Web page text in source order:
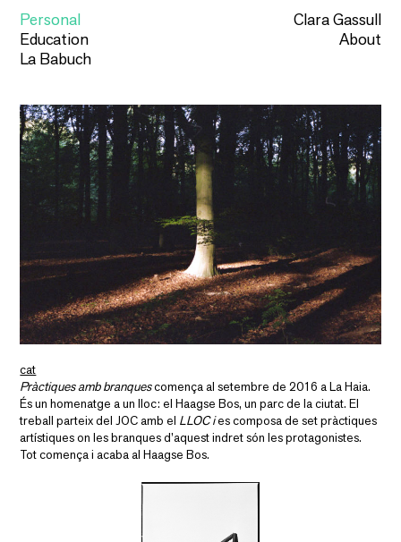
Personal
Education
La Babuch
Clara Gassull
About
cat
Pràctiques amb branquescomença al setembre de 2016 a La Haia.
És un homenatge a un lloc: el Haagse Bos, un parc de la ciutat. El
treball parteix del JOC amb el LLOC ies composa de set pràctiques
artístiques on les branques d’aquest indret són les protagonistes.
Tot comença i acaba al Haagse Bos.